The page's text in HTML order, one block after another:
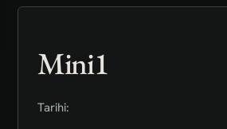
Mini1
Tarihi: